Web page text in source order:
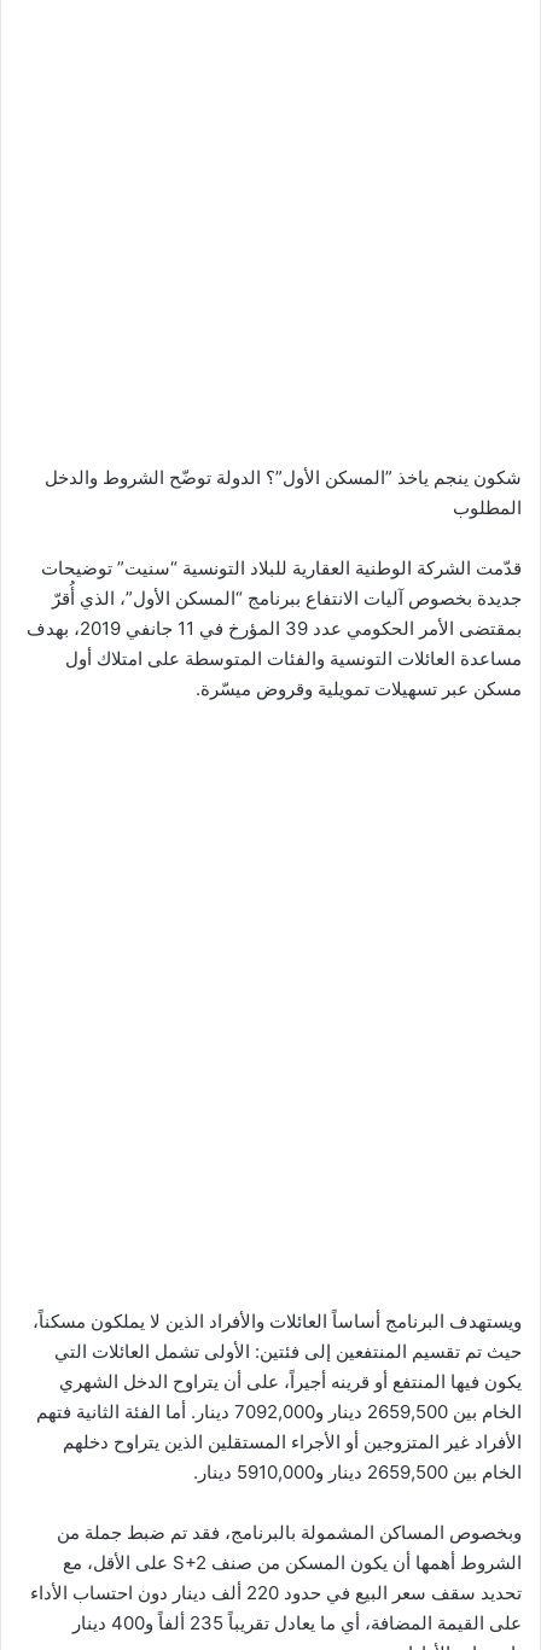
شكون ينجم ياخذ ”المسكن الأول”؟ الدولة توضّح الشروط والدخل
المطلوب
قدّمت الشركة الوطنية العقارية للبلاد التونسية “سنيت” توضيحات
جديدة بخصوص آليات الانتفاع ببرنامج “المسكن الأول”، الذي أُقرّ
بمقتضى الأمر الحكومي عدد 39 المؤرخ في 11 جانفي 2019، بهدف
مساعدة العائلات التونسية والفئات المتوسطة على امتلاك أول
مسكن عبر تسهيلات تمويلية وقروض ميسّرة.
ويستهدف البرنامج أساساً العائلات والأفراد الذين لا يملكون مسكناً،
حيث تم تقسيم المنتفعين إلى فئتين: الأولى تشمل العائلات التي
يكون فيها المنتفع أو قرينه أجيراً، على أن يتراوح الدخل الشهري
الخام بين 2659,500 دينار و7092,000 دينار. أما الفئة الثانية فتهم
الأفراد غير المتزوجين أو الأجراء المستقلين الذين يتراوح دخلهم
الخام بين 2659,500 دينار و5910,000 دينار.
وبخصوص المساكن المشمولة بالبرنامج، فقد تم ضبط جملة من
الشروط أهمها أن يكون المسكن من صنف S+2 على الأقل، مع
تحديد سقف سعر البيع في حدود 220 ألف دينار دون احتساب الأداء
على القيمة المضافة، أي ما يعادل تقريباً 235 ألفاً و400 دينار